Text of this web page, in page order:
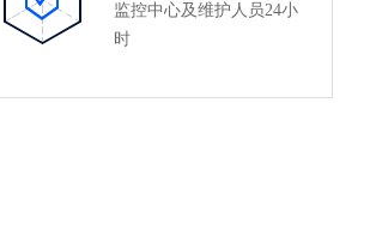
监控中心及维护人员24小
时